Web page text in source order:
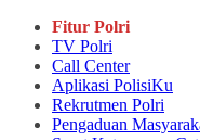
Fitur Polri
TV Polri
Call Center
Aplikasi PolisiKu
Rekrutmen Polri
Pengaduan